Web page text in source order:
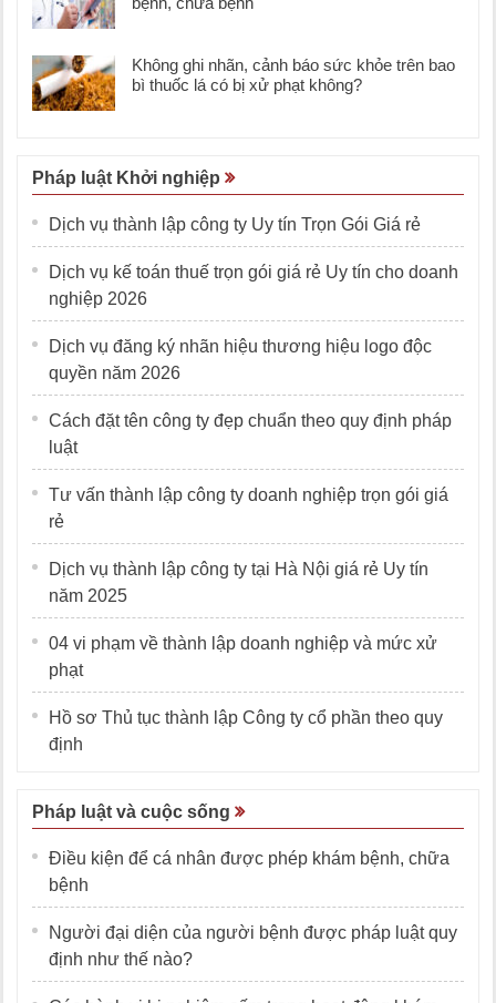
Không ghi nhãn, cảnh báo sức khỏe trên bao
bì thuốc lá có bị xử phạt không?
Pháp luật Khởi nghiệp
Dịch vụ thành lập công ty Uy tín Trọn Gói Giá rẻ
Dịch vụ kế toán thuế trọn gói giá rẻ Uy tín cho doanh
nghiệp 2026
Dịch vụ đăng ký nhãn hiệu thương hiệu logo độc
quyền năm 2026
Cách đặt tên công ty đẹp chuẩn theo quy định pháp
luật
Tư vấn thành lập công ty doanh nghiệp trọn gói giá
rẻ
Dịch vụ thành lập công ty tại Hà Nội giá rẻ Uy tín
năm 2025
04 vi phạm về thành lập doanh nghiệp và mức xử
phạt
Hồ sơ Thủ tục thành lập Công ty cổ phần theo quy
định
Pháp luật và cuộc sống
Điều kiện để cá nhân được phép khám bệnh, chữa
bệnh
Người đại diện của người bệnh được pháp luật quy
định như thế nào?